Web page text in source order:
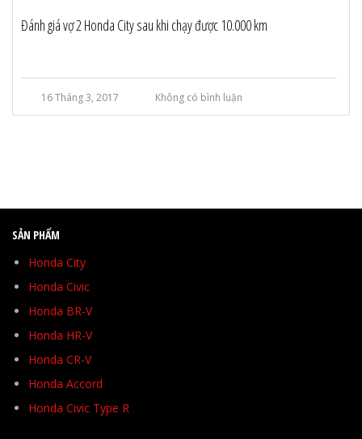
Đánh giá vợ 2 Honda City sau khi chạy được 10.000 km
16 Tháng 3, 2017 Không có bình luận
SẢN PHẨM
Honda City
Honda Civic
Honda BR-V
Honda HR-V
Honda CR-V
Honda Accord
Honda Civic Type R